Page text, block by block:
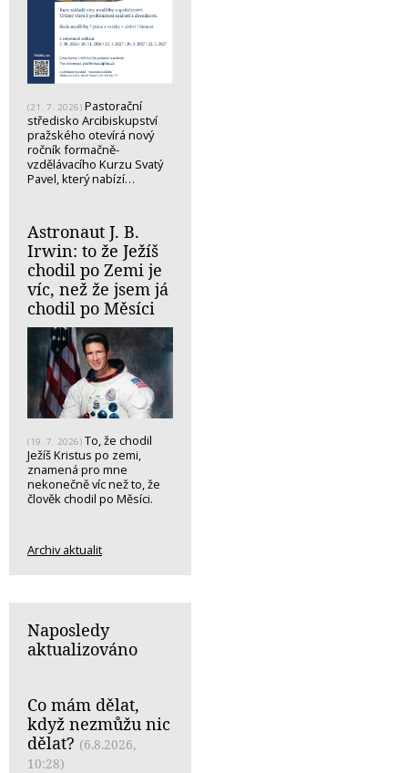
(21. 7. 2026) Pastorační
středisko Arcibiskupství
pražského otevírá nový
ročník formačně-
vzdělávacího Kurzu Svatý
Pavel, který nabízí…
Astronaut J. B.
Irwin: to že Ježíš
chodil po Zemi je
víc, než že jsem já
chodil po Měsíci
(19. 7. 2026) To, že chodil
Ježíš Kristus po zemi,
znamená pro mne
nekonečně víc než to, že
člověk chodil po Měsíci.
Archiv aktualit
Naposledy
aktualizováno
Co mám dělat,
když nezmůžu nic
dělat? (6.8.2026,
10:28)